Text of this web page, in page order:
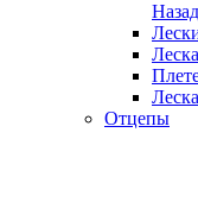
Назад
Отцепы